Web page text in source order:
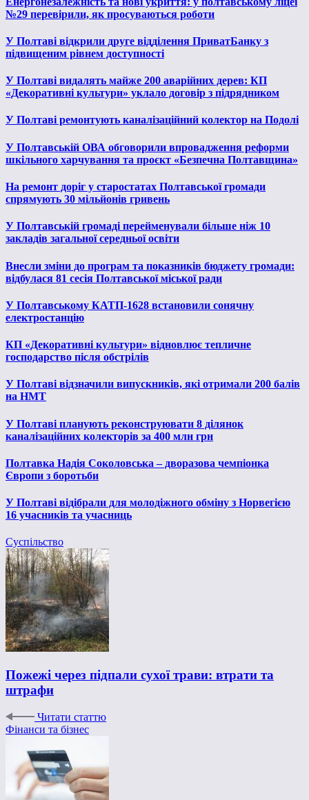
№29 перевірили, як просуваються роботи
У Полтаві відкрили друге відділення ПриватБанку з
підвищеним рівнем доступності
У Полтаві видалять майже 200 аварійних дерев: КП
«Декоративні культури» уклало договір з підрядником
У Полтаві ремонтують каналізаційний колектор на Подолі
У Полтавській ОВА обговорили впровадження реформи
шкільного харчування та проєкт «Безпечна Полтавщина»
На ремонт доріг у старостатах Полтавської громади
спрямують 30 мільйонів гривень
У Полтавській громаді перейменували більше ніж 10
закладів загальної середньої освіти
Внесли зміни до програм та показників бюджету громади:
відбулася 81 сесія Полтавської міської ради
У Полтавському КАТП-1628 встановили сонячну
електростанцію
КП «Декоративні культури» відновлює тепличне
господарство після обстрілів
У Полтаві відзначили випускників, які отримали 200 балів
на НМТ
У Полтаві планують реконструювати 8 ділянок
каналізаційних колекторів за 400 млн грн
Полтавка Надія Соколовська – дворазова чемпіонка
Європи з боротьби
У Полтаві відібрали для молодіжного обміну з Норвегією
16 учасників та учасниць
Суспільство
Пожежі через підпали сухої трави: втрати та
штрафи
Читати статтю
Фінанси та бізнес